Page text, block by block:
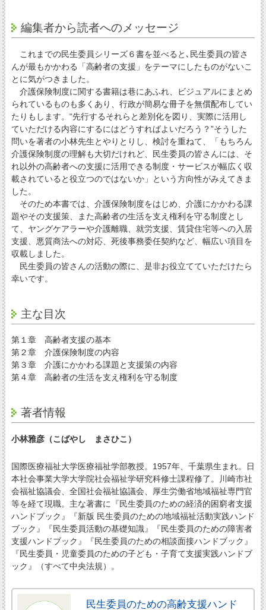
編集者から読者へのメッセージ
これまでの民生委員シリーズ６書を並べると､民生委員の皆さ
んが最もかかわる「高齢者の支援」をテーマにしたものがないこ
とに気がつきました。
介護保険制度に関する書籍は巷にあふれ、ビジュアルにまとめ
られているものも多くあり、行政が簡易な冊子を無償配布してい
たりもします。“先行するそれらと差別化を図り、実際に活用し
ていただける内容にするにはどうすればよいだろう？”そうした
問いを著者の小林先生とやりとりし、検討を重ねて、「もちろん
介護保険制度の理解も大切だけれど、民生委員の皆さんには、そ
れ以外の高齢者への支援に活用できる制度・サービスが幅広く収
載されていると役立つのではないか」という方向性がみえてきま
した。
そのため本書では、介護保険制度をはじめ、介護にかかわる課
題やその支援策、また高齢者の生活を支え権利を守る制度とし
て、ヤングケアラーや介護離職、就労支援、賃貸住宅等への入居
支援、悪質商法への対応、死後事務委任契約など、幅広い項目を
収載しました。
民生委員の皆さんの活動の際に、是非お役立てていただけたら
幸いです。
主な目次
第１章 高齢者支援の基本
第２章 介護保険制度の内容
第３章 介護にかかわる課題と支援策の内容
第４章 高齢者の生活を支え権利を守る制度
著者情報
小林雅彦（こばやし まさひこ）
国際医療福祉大学医療福祉学部教授。1957年、千葉県生まれ。日
本社会事業大学大学院社会福祉学研究科修士課程修了。川崎市社
会福祉協議会、全国社会福祉協議会、厚生労働省地域福祉専門官
等を経て現職。主な著書に『民生委員のための経済的困窮者支援
ハンドブック』『新版 民生委員のための地域福祉活動実践ハンド
ブック』『民生委員活動の基礎知識』『民生委員のための障害者
支援ハンドブック』『民生委員のための相談面接ハンドブック』
『民生委員・児童委員のための子ども・子育て支援実践ハンドブ
ック』（すべて中央法規）。
民生委員のための高齢支援ハンド